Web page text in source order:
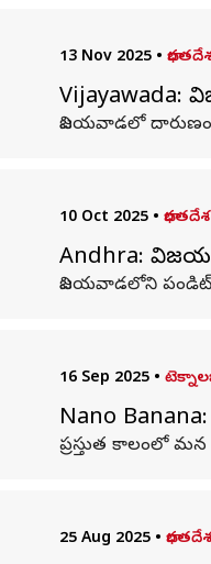
13 Nov 2025 •
Vijayawada:
విజయవాడలో దారుణం
10 Oct 2025 •
Andhra:
విజయవాడలోని పండిట్‌
16 Sep 2025 •
Nano
ప్రస్తుత కాలంలో
25 Aug 2025 •